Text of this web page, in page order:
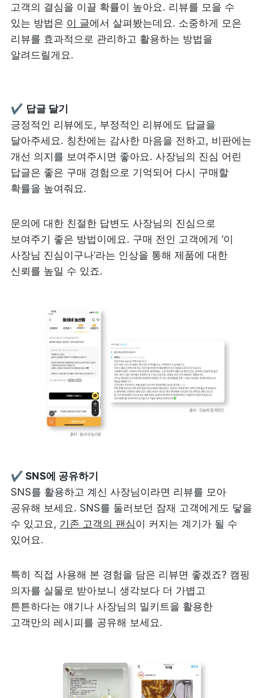
고객의 결심을 이끌 확률이 높아요. 리뷰를 모을 수
있는 방법은 이 글에서 살펴봤는데요. 소중하게 모은
리뷰를 효과적으로 관리하고 활용하는 방법을
알려드릴게요.
✔
긍정적인 리뷰에도, 부정적인 리뷰에도 답글을
달아주세요. 칭찬에는 감사한 마음을 전하고, 비판에는
개선 의지를 보여주시면 좋아요. 사장님의 진심 어린
답글은 좋은 구매 경험으로 기억되어 다시 구매할
확률을 높여줘요.
문의에 대한 친절한 답변도 사장님의 진심으로
보여주기 좋은 방법이에요. 구매 전인 고객에게 ‘이
사장님 진심이구나’라는 인상을 통해 제품에 대한
신뢰를 높일 수 있죠.
SNS를 활용하고 계신 사장님이라면 리뷰를 모아
공유해 보세요. SNS를 둘러보던 잠재 고객에게도 닿을
수 있고요, 기존 고객의 팬심이 커지는 계기가 될 수
있어요.
특히 직접 사용해 본 경험을 담은 리뷰면 좋겠죠? 캠핑
의자를 실물로 받아보니 생각보다 더 가볍고
튼튼하다는 얘기나 사장님의 밀키트을 활용한
고객만의 레시피를 공유해 보세요.